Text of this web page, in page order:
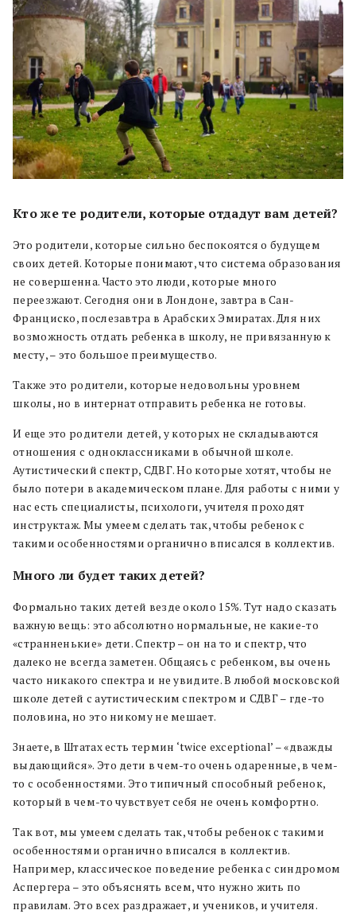
Кто же те родители, которые отдадут вам детей?
Это родители, которые сильно беспокоятся о будущем
своих детей. Которые понимают, что система образования
не совершенна. Часто это люди, которые много
переезжают. Сегодня они в Лондоне, завтра в Сан-
Франциско, послезавтра в Арабских Эмиратах. Для них
возможность отдать ребенка в школу, не привязанную к
месту, – это большое преимущество.
Также это родители, которые недовольны уровнем
школы, но в интернат отправить ребенка не готовы.
И еще это родители детей, у которых не складываются
отношения с одноклассниками в обычной школе.
Аутистический спектр, СДВГ. Но которые хотят, чтобы не
было потери в академическом плане. Для работы с ними у
нас есть специалисты, психологи, учителя проходят
инструктаж. Мы умеем сделать так, чтобы ребенок с
такими особенностями органично вписался в коллектив.
Много ли будет таких детей?
Формально таких детей везде около 15%. Тут надо сказать
важную вещь: это абсолютно нормальные, не какие-то
«странненькие» дети. Спектр – он на то и спектр, что
далеко не всегда заметен. Общаясь с ребенком, вы очень
часто никакого спектра и не увидите. В любой московской
школе детей с аутистическим спектром и СДВГ – где-то
половина, но это никому не мешает.
Знаете, в Штатах есть термин ‘twice exceptional’ – «дважды
выдающийся». Это дети в чем-то очень одаренные, в чем-
то с особенностями. Это типичный способный ребенок,
который в чем-то чувствует себя не очень комфортно.
Так вот, мы умеем сделать так, чтобы ребенок с такими
особенностями органично вписался в коллектив.
Например, классическое поведение ребенка с синдромом
Аспергера – это объяснять всем, что нужно жить по
правилам. Это всех раздражает, и учеников, и учителя.